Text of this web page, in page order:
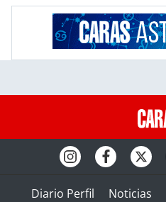
Diario Perfil Noticias